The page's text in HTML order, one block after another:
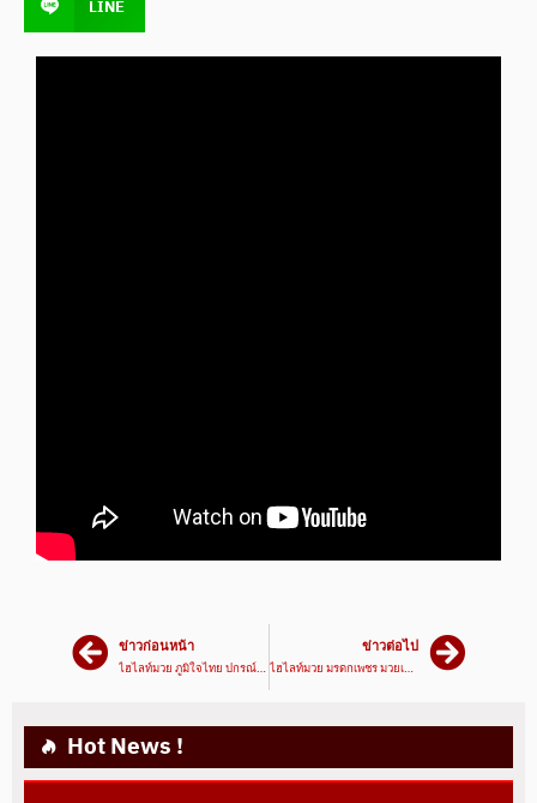
LINE
ข่าวก่อนหน้า
ไฮไลท์มวย ภูมิใจไทย ปกรณ์พรชัยVSแอ๊ดเทวดา ต.สุรัตน์ | ศึก เพชรยินดี 4/3/64 | มวยเด็ด789
ข่าวต่อไป
ไฮไลท์มวย มรดกเพชร มวยเด็ด789VSดวงสมพงษ์ จิตรเมืองนนท์ | ศึก เพชรยินดี 4/3/64 | มวยเด็ด789
Hot News !